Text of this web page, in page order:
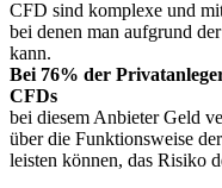
CFD sind komplexe und
bei denen man aufgrund
kann.
Bei 76% der
CFDs
bei diesem Anbieter Geld
über die Funktionsweise
leisten können, das Risiko